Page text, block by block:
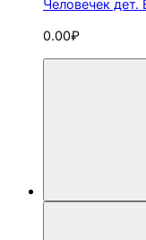
Человечек
0.00₽